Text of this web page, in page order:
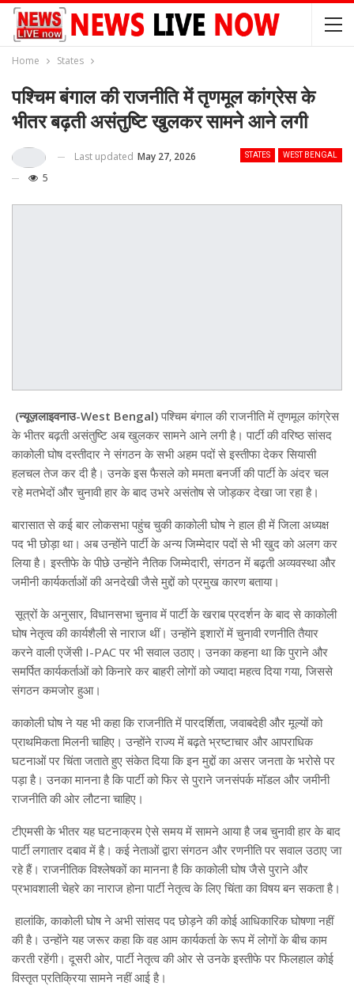
Home States
पश्चिम बंगाल की राजनीति में तृणमूल कांग्रेस के
भीतर बढ़ती असंतुष्टि खुलकर सामने आने लगी
STATES WEST BENGAL
Last updated May 27, 2026
5
(न्यूज़लाइवनाउ-West Bengal)पश्चिम बंगाल की राजनीति में तृणमूल कांग्रेस
के भीतर बढ़ती असंतुष्टि अब खुलकर सामने आने लगी है। पार्टी की वरिष्ठ सांसद
काकोली घोष दस्तीदार ने संगठन के सभी अहम पदों से इस्तीफा देकर सियासी
हलचल तेज कर दी है। उनके इस फैसले को ममता बनर्जी की पार्टी के अंदर चल
रहे मतभेदों और चुनावी हार के बाद उभरे असंतोष से जोड़कर देखा जा रहा है।
बारासात से कई बार लोकसभा पहुंच चुकी काकोली घोष ने हाल ही में जिला अध्यक्ष
पद भी छोड़ा था। अब उन्होंने पार्टी के अन्य जिम्मेदार पदों से भी खुद को अलग कर
लिया है। इस्तीफे के पीछे उन्होंने नैतिक जिम्मेदारी, संगठन में बढ़ती अव्यवस्था और
जमीनी कार्यकर्ताओं की अनदेखी जैसे मुद्दों को प्रमुख कारण बताया।
सूत्रों के अनुसार, विधानसभा चुनाव में पार्टी के खराब प्रदर्शन के बाद से काकोली
घोष नेतृत्व की कार्यशैली से नाराज थीं। उन्होंने इशारों में चुनावी रणनीति तैयार
करने वाली एजेंसी I-PAC पर भी सवाल उठाए। उनका कहना था कि पुराने और
समर्पित कार्यकर्ताओं को किनारे कर बाहरी लोगों को ज्यादा महत्व दिया गया, जिससे
संगठन कमजोर हुआ।
काकोली घोष ने यह भी कहा कि राजनीति में पारदर्शिता, जवाबदेही और मूल्यों को
प्राथमिकता मिलनी चाहिए। उन्होंने राज्य में बढ़ते भ्रष्टाचार और आपराधिक
घटनाओं पर चिंता जताते हुए संकेत दिया कि इन मुद्दों का असर जनता के भरोसे पर
पड़ा है। उनका मानना है कि पार्टी को फिर से पुराने जनसंपर्क मॉडल और जमीनी
राजनीति की ओर लौटना चाहिए।
टीएमसी के भीतर यह घटनाक्रम ऐसे समय में सामने आया है जब चुनावी हार के बाद
पार्टी लगातार दबाव में है। कई नेताओं द्वारा संगठन और रणनीति पर सवाल उठाए जा
रहे हैं। राजनीतिक विश्लेषकों का मानना है कि काकोली घोष जैसे पुराने और
प्रभावशाली चेहरे का नाराज होना पार्टी नेतृत्व के लिए चिंता का विषय बन सकता है।
हालांकि, काकोली घोष ने अभी सांसद पद छोड़ने की कोई आधिकारिक घोषणा नहीं
की है। उन्होंने यह जरूर कहा कि वह आम कार्यकर्ता के रूप में लोगों के बीच काम
करती रहेंगी। दूसरी ओर, पार्टी नेतृत्व की ओर से उनके इस्तीफे पर फिलहाल कोई
विस्तृत प्रतिक्रिया सामने नहीं आई है।